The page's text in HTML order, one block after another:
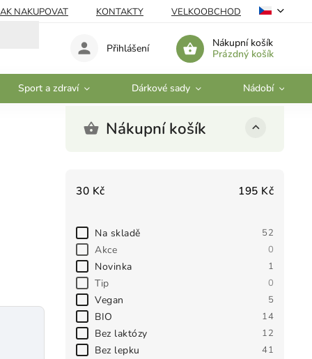
NAKUPOVAT KONTAKTY VELKOOBCHOD
Nákupní košík
Prázdný košík
Přihlášení
Sport a zdraví Dárkové sady Nádobí
Nákupní košík
30 Kč 195 Kč
Na skladě 52
Akce 0
Novinka 1
Tip 0
Vegan 5
BIO 14
Bez laktózy 12
Bez lepku 41